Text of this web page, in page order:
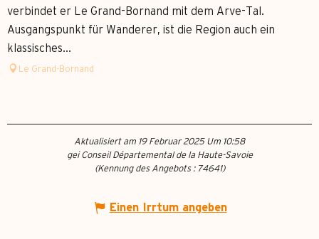
verbindet er Le Grand-Bornand mit dem Arve-Tal.
Ausgangspunkt für Wanderer, ist die Region auch ein
klassisches...
Le Grand-Bornand
Aktualisiert am 19 Februar 2025 Um 10:58
gei Conseil Départemental de la Haute-Savoie
(Kennung des Angebots : 74641)
Einen Irrtum angeben